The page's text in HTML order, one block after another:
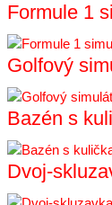
Formule 1
Golfový
Bazén s
Dvoj-